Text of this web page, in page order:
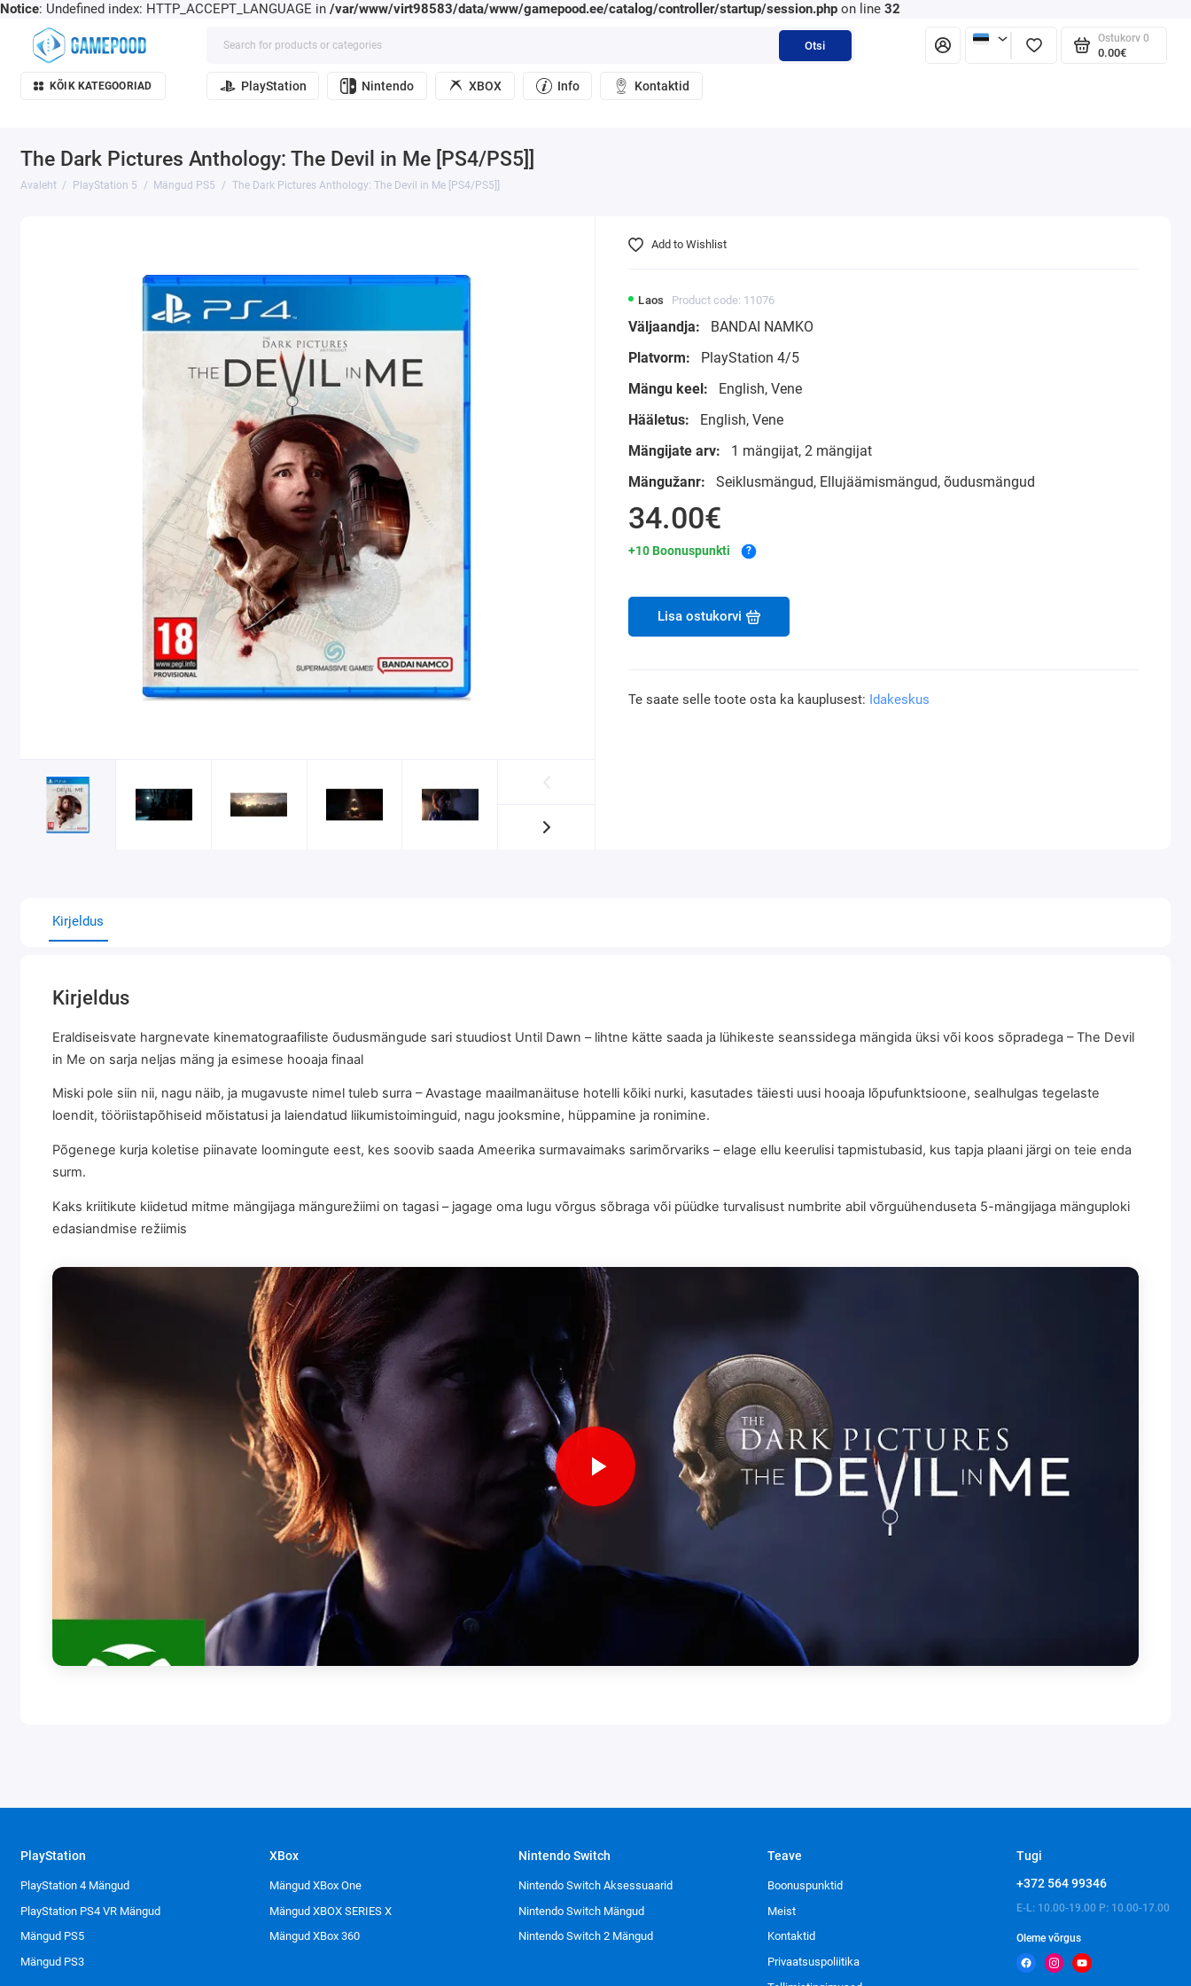
Notice: Undefined index: HTTP_ACCEPT_LANGUAGE in /var/www/virt98583/data/www/gamepood.ee/catalog/controller/startup/session.php on line 32
Otsi
Ostukorv 0
0.00€
KÕIK KATEGOORIAD PlayStation Nintendo XBOX Info Kontaktid
The Dark Pictures Anthology: The Devil in Me [PS4/PS5]]
Avaleht PlayStation 5 Mängud PS5 The Dark Pictures Anthology: The Devil in Me [PS4/PS5]]
Laos Product code: 11076
Väljaandja:
BANDAI NAMKO
Platvorm:
PlayStation 4/5
Mängu keel:
English, Vene
Hääletus:
English, Vene
Mängijate arv:
1 mängijat, 2 mängijat
Mängužanr:
Seiklusmängud, Ellujäämismängud, õudusmängud
34.00€
+10 Boonuspunkti ?
Lisa ostukorvi
Add to Wishlist
Te saate selle toote osta ka kauplusest: Idakeskus
Kirjeldus
Kirjeldus
Eraldiseisvate hargnevate kinematograafiliste õudusmängude sari stuudiost Until Dawn – lihtne kätte saada ja lühikeste seanssidega mängida üksi või koos sõpradega – The Devil
in Me on sarja neljas mäng ja esimese hooaja finaal
Miski pole siin nii, nagu näib, ja mugavuste nimel tuleb surra – Avastage maailmanäituse hotelli kõiki nurki, kasutades täiesti uusi hooaja lõpufunktsioone, sealhulgas tegelaste
loendit, tööriistapõhiseid mõistatusi ja laiendatud liikumistoiminguid, nagu jooksmine, hüppamine ja ronimine.
Põgenege kurja koletise piinavate loomingute eest, kes soovib saada Ameerika surmavaimaks sarimõrvariks – elage ellu keerulisi tapmistubasid, kus tapja plaani järgi on teie enda
surm.
Kaks kriitikute kiidetud mitme mängijaga mängurežiimi on tagasi – jagage oma lugu võrgus sõbraga või püüdke turvalisust numbrite abil võrguühenduseta 5-mängijaga mänguploki
edasiandmise režiimis
PlayStation
PlayStation 4 Mängud
PlayStation PS4 VR Mängud
Mängud PS5
Mängud PS3
XBox
Mängud XBox One
Mängud XBOX SERIES X
Mängud XBox 360
Nintendo Switch
Nintendo Switch Aksessuaarid
Nintendo Switch Mängud
Nintendo Switch 2 Mängud
Teave
Boonuspunktid
Meist
Kontaktid
Privaatsuspoliitika
Tugi
+372 564 99346
E-L: 10.00-19.00 P: 10.00-17.00
Oleme võrgus